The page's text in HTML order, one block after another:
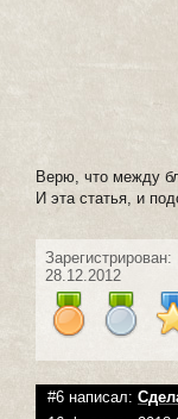
Верю, что между
И эта статья, и
Зарегистрирован:
28.12.2012
#6 написал: